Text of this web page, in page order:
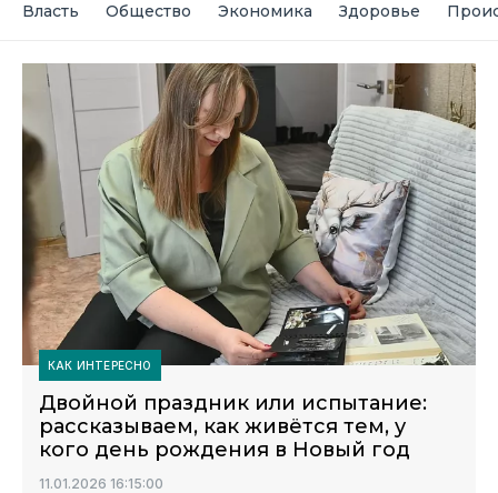
Власть Общество Экономика Здоровье
КАК ИНТЕРЕСНО
Двойной праздник или испытание:
рассказываем, как живётся тем, у
кого день рождения в Новый год
11.01.2026 16:15:00